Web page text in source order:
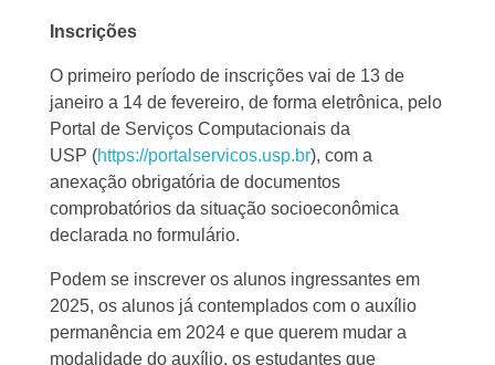
Inscrições
O primeiro período de inscrições vai de 13 de
janeiro a 14 de fevereiro, de forma eletrônica, pelo
Portal de Serviços Computacionais da
USP (https://portalservicos.usp.br), com a
anexação obrigatória de documentos
comprobatórios da situação socioeconômica
declarada no formulário.
Podem se inscrever os alunos ingressantes em
2025, os alunos já contemplados com o auxílio
permanência em 2024 e que querem mudar a
modalidade do auxílio, os estudantes que